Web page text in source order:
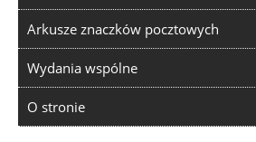
Arkusze znaczków pocztowych
Wydania wspólne
O stronie